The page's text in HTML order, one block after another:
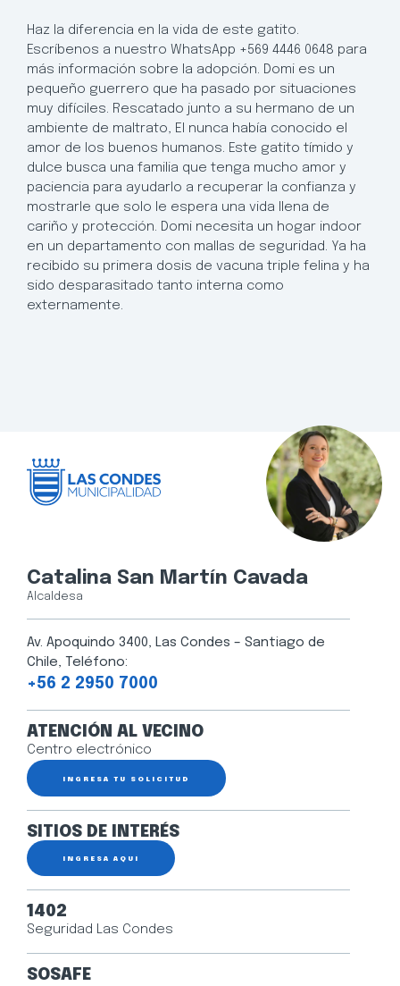
Haz la diferencia en la vida de este gatito.
Escríbenos a nuestro WhatsApp +569 4446 0648 para
más información sobre la adopción. Domi es un
pequeño guerrero que ha pasado por situaciones
muy difíciles. Rescatado junto a su hermano de un
ambiente de maltrato, El nunca había conocido el
amor de los buenos humanos. Este gatito tímido y
dulce busca una familia que tenga mucho amor y
paciencia para ayudarlo a recuperar la confianza y
mostrarle que solo le espera una vida llena de
cariño y protección. Domi necesita un hogar indoor
en un departamento con mallas de seguridad. Ya ha
recibido su primera dosis de vacuna triple felina y ha
sido desparasitado tanto interna como
externamente.
Catalina San Martín Cavada
Alcaldesa
Av. Apoquindo 3400, Las Condes – Santiago de
Chile, Teléfono:
+56 2 2950 7000
ATENCIÓN AL VECINO
Centro electrónico
INGRESA TU SOLICITUD
SITIOS DE INTERÉS
INGRESA AQUÍ
1402
Seguridad Las Condes
SOSAFE